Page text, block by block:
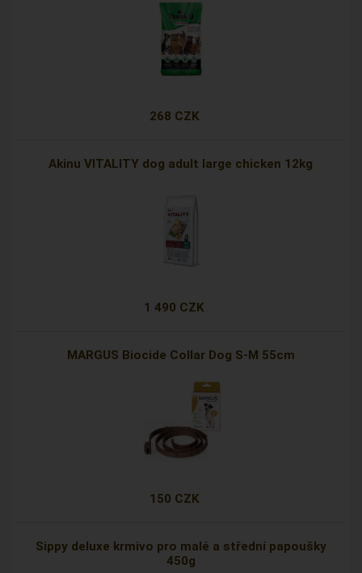
268 CZK
Akinu VITALITY dog adult large chicken 12kg
1 490 CZK
MARGUS Biocide Collar Dog S-M 55cm
150 CZK
Sippy deluxe krmivo pro malé a střední papoušky
450g